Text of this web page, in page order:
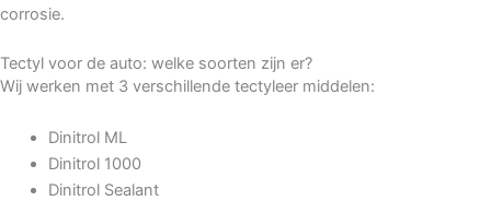
corrosie.
Tectyl voor de auto: welke soorten zijn er?
Wij werken met 3 verschillende tectyleer middelen:
Dinitrol ML
Dinitrol 1000
Dinitrol Sealant